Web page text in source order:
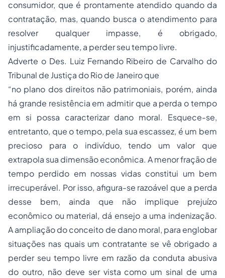
consumidor, que é prontamente atendido quando da
contratação, mas, quando busca o atendimento para
resolver qualquer impasse, é obrigado,
injustificadamente, a perder seu tempo livre.
Adverte o Des. Luiz Fernando Ribeiro de Carvalho do
Tribunal de Justiça do Rio de Janeiro que
“no plano dos direitos não patrimoniais, porém, ainda
há grande resistência em admitir que a perda o tempo
em si possa caracterizar dano moral. Esquece-se,
entretanto, que o tempo, pela sua escassez, é um bem
precioso para o indivíduo, tendo um valor que
extrapola sua dimensão econômica. A menor fração de
tempo perdido em nossas vidas constitui um bem
irrecuperável. Por isso, afigura-se razoável que a perda
desse bem, ainda que não implique prejuízo
econômico ou material, dá ensejo a uma indenização.
A ampliação do conceito de dano moral, para englobar
situações nas quais um contratante se vê obrigado a
perder seu tempo livre em razão da conduta abusiva
do outro, não deve ser vista como um sinal de uma